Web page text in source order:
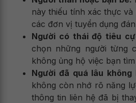
này thiếu tính xác thực
các đơn vị tuyển dụng
Người có thái độ tiêu
chọn những người từng
không ủng hộ việc bạn
Người đã quá lâu không
không còn nhớ rõ năng
thông tin liên hệ đã bị